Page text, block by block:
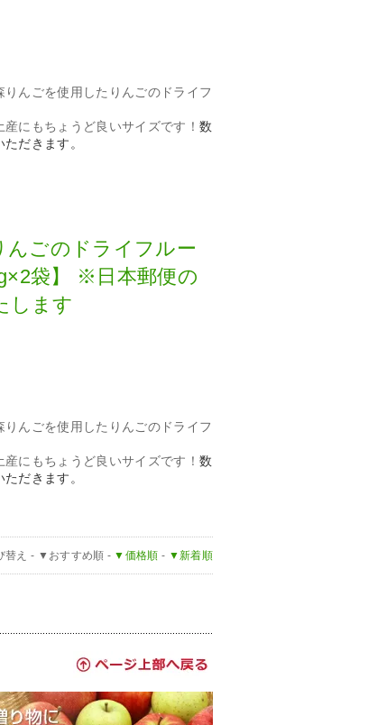
んごを使用したりんごのドライフ
にもちょうど良いサイズです！ 数
だきます。
んごのドライフルー
袋】 ※日本郵便の
します
んごを使用したりんごのドライフ
にもちょうど良いサイズです！ 数
だきます。
替え - ▼おすすめ順 - ▼価格順 - ▼新着順